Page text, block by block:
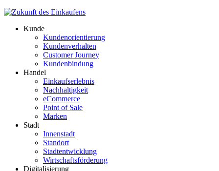
Kunde
Kundenorientierung
Kundenverhalten
Customer Journey
Kundenbindung
Handel
Einkaufserlebnis
Nachhaltigkeit
eCommerce
Point of Sale
Marken
Stadt
Innenstadt
Standort
Stadtentwicklung
Wirtschaftsförderung
Digitalisierung